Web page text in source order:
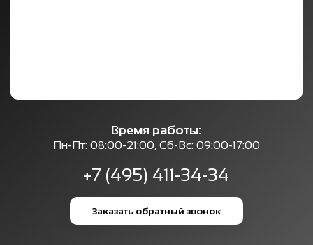
Время работы:
Пн-Пт: 08:00-21:00, Сб-Вс: 09:00-17:00
+7 (495) 411-34-34
Заказать обратный звонок